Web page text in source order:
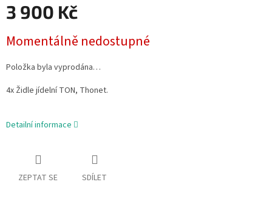
3 900 Kč
cena:
Momentálně nedostupné
Položka byla vyprodána…
4x Židle jídelní TON, Thonet.
Detailní informace
ZEPTAT SE SDÍLET